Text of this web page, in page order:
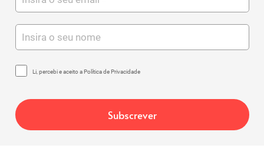
Li, percebi e aceito a Política de Privacidade